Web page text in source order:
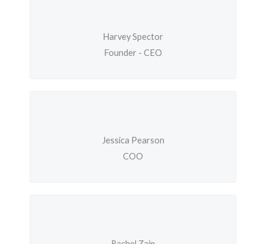
Harvey Spector
Founder - CEO
Jessica Pearson
COO